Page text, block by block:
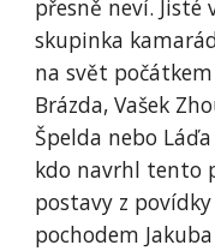
přesně neví. Jisté
skupinka
na svět
Brázda, Vašek
Špelda nebo
kdo navrhl tento
postavy z
pochodem